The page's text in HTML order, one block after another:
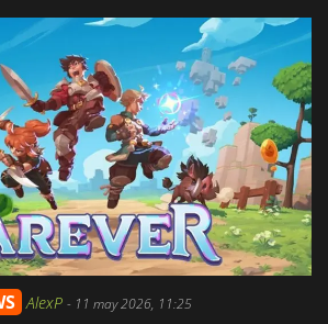
AlexP - 11 may 2026, 11:25